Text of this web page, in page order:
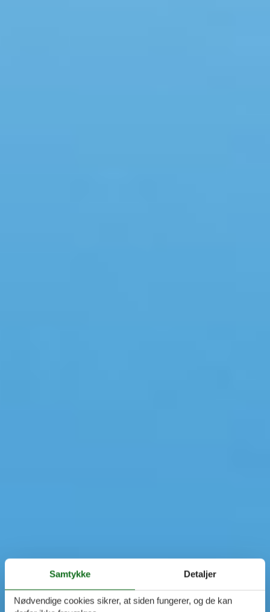
Samtykke Detaljer
Nødvendige cookies sikrer, at siden fungerer, og de kan